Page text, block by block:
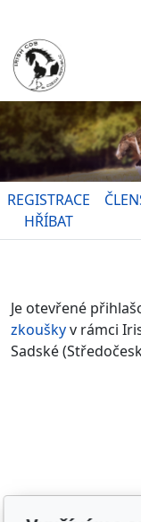
REGISTRACE
HŘÍBAT
Je otevřené
zkouškyv rámci
Sadské